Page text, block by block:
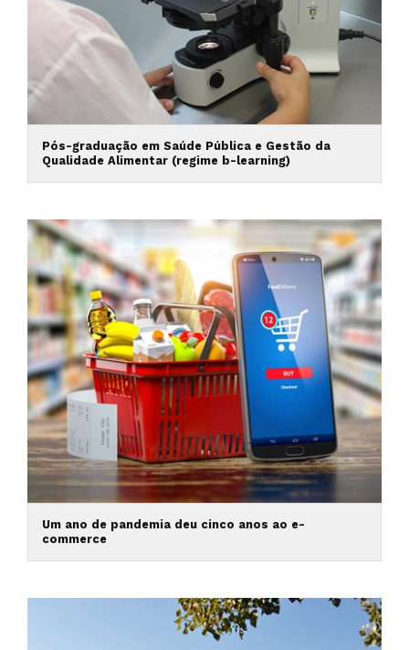
Pós-graduação em Saúde Pública e Gestão da
Qualidade Alimentar (regime b-learning)
Um ano de pandemia deu cinco anos ao e-
commerce